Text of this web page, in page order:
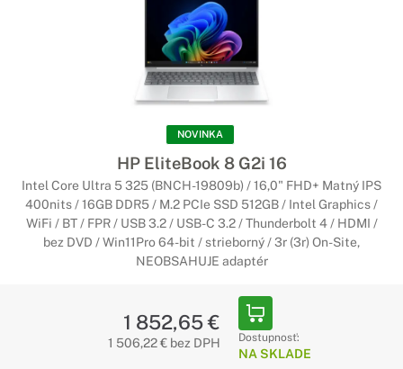
NOVINKA
HP EliteBook 8 G2i 16
Intel Core Ultra 5 325 (BNCH-19809b) / 16,0" FHD+ Matný IPS
400nits / 16GB DDR5 / M.2 PCIe SSD 512GB / Intel Graphics /
WiFi / BT / FPR / USB 3.2 / USB-C 3.2 / Thunderbolt 4 / HDMI /
bez DVD / Win11Pro 64-bit / strieborný / 3r (3r) On-Site,
NEOBSAHUJE adaptér
1 852,65 €
1 506,22 € bez DPH Dostupnosť:
NA SKLADE